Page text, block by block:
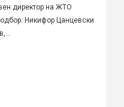
директор на ЖТО
Никифор Цанцевски